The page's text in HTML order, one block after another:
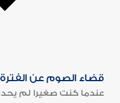
قضاء الصوم عن
عندما كنت صغيرا لم